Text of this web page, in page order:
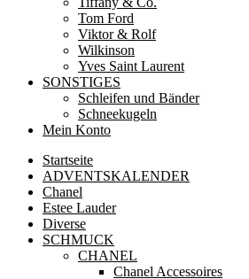
Tom Ford
Viktor & Rolf
Wilkinson
Yves Saint Laurent
SONSTIGES
Schleifen und Bänder
Schneekugeln
Mein Konto
Startseite
ADVENTSKALENDER
Chanel
Estee Lauder
Diverse
SCHMUCK
CHANEL
Chanel Accessoires